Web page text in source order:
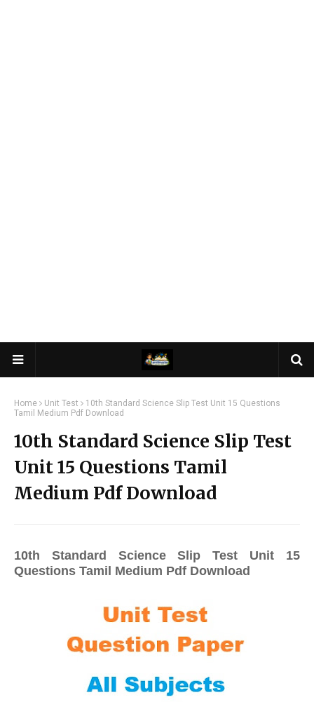
Home Unit Test
10th Standard Science Slip Test Unit 15 Questions
Tamil Medium Pdf Download
10th Standard Science Slip Test
Unit 15 Questions Tamil
Medium Pdf Download
10th Standard Science Slip Test Unit 15
Questions Tamil Medium Pdf Download